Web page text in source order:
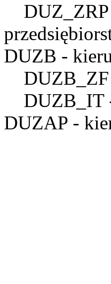
DUZ_ZRP
DUZB -
DUZB_ZF
DUZB_IT
DUZAP -